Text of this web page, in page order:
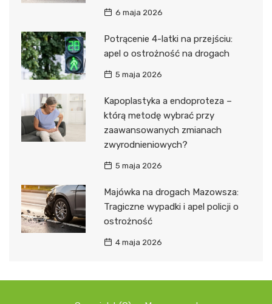
6 maja 2026
Potrącenie 4-latki na przejściu:
apel o ostrożność na drogach
5 maja 2026
Kapoplastyka a endoproteza –
którą metodę wybrać przy
zaawansowanych zmianach
zwyrodnieniowych?
5 maja 2026
Majówka na drogach Mazowsza:
Tragiczne wypadki i apel policji o
ostrożność
4 maja 2026